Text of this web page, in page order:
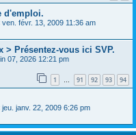
d'emploi.
ven. févr. 13, 2009 11:36 am
> Présentez-vous ici SVP.
07, 2026 12:21 pm
1 … 91 92 93 94
jeu. janv. 22, 2009 6:26 pm